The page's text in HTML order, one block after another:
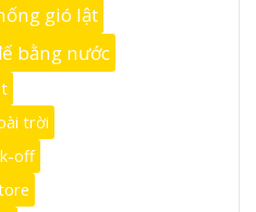
gió lật
bằng nước
trời
off